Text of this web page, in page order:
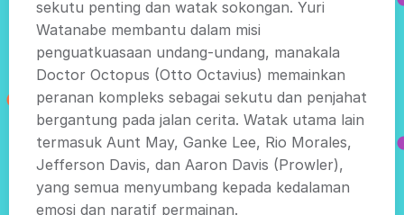
sekutu penting dan watak sokongan. Yuri
Watanabe membantu dalam misi
penguatkuasaan undang-undang, manakala
Doctor Octopus (Otto Octavius) memainkan
peranan kompleks sebagai sekutu dan penjahat
bergantung pada jalan cerita. Watak utama lain
termasuk Aunt May, Ganke Lee, Rio Morales,
Jefferson Davis, dan Aaron Davis (Prowler),
yang semua menyumbang kepada kedalaman
emosi dan naratif permainan.